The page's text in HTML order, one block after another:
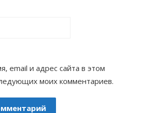
email и адрес сайта в этом
моих комментариев.